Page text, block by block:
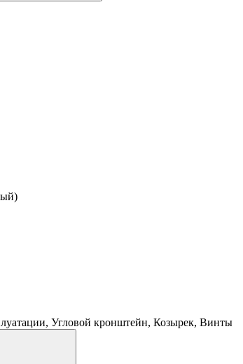
Угловой кронштейн, Козырек, Винты